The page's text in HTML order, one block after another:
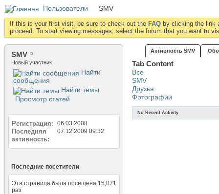
Пользователи SMV
If this is your first visit, be sure to check out the FAQ by clicking the link
proceed. To start viewing messages, select the forum that you want to
SMV
Новый участник
Найти
сообщения
Найти темы
Просмотр статей
Регистрация 06.03.2008
Последняя
активность
07.12.2009 09:32
Последние посетители
Эта страница была посещена 15,071
раз
Активность SMV
Tab Content
Все
SMV
Друзья
Фотографии
No Recent Activity